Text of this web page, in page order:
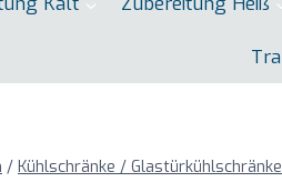
/ Kühlschränke / Glastürkühlschränke